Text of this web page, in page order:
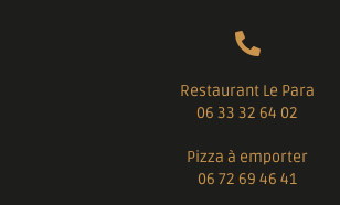
Restaurant Le Para
06 33 32 64 02
Pizza à emporter
06 72 69 46 41